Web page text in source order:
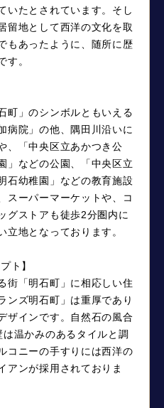
いたとされています。そし
留地として西洋の文化を取
もあったように、随所に歴
す。
町」のシンボルともいえる
病院」の他、隅田川沿いに
、「中央区立あかつき公
」などの公園、「中央区立
石幼稚園」などの教育施設
スーパーマーケットや、コ
グストアも徒歩2分圏内に
立地となっております。
ト】
街「明石町」に相応しい住
ンズ明石町」は重厚であり
ザインです。自然石の風合
温かみのあるタイルと調
コニーの手すりには西洋の
アンが採用されておりま